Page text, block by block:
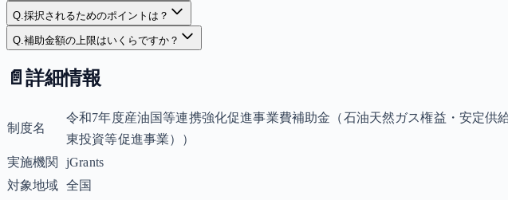
Q.採択されるためのポイントは？
Q.補助金額の上限はいくらですか？
📄 詳細情報
制度名
令和7年度産油国等連携強化促進事業費補助金（石油天然ガス権益・安定
東投資等促進事業））
実施機関
jGrants
対象地域 全国